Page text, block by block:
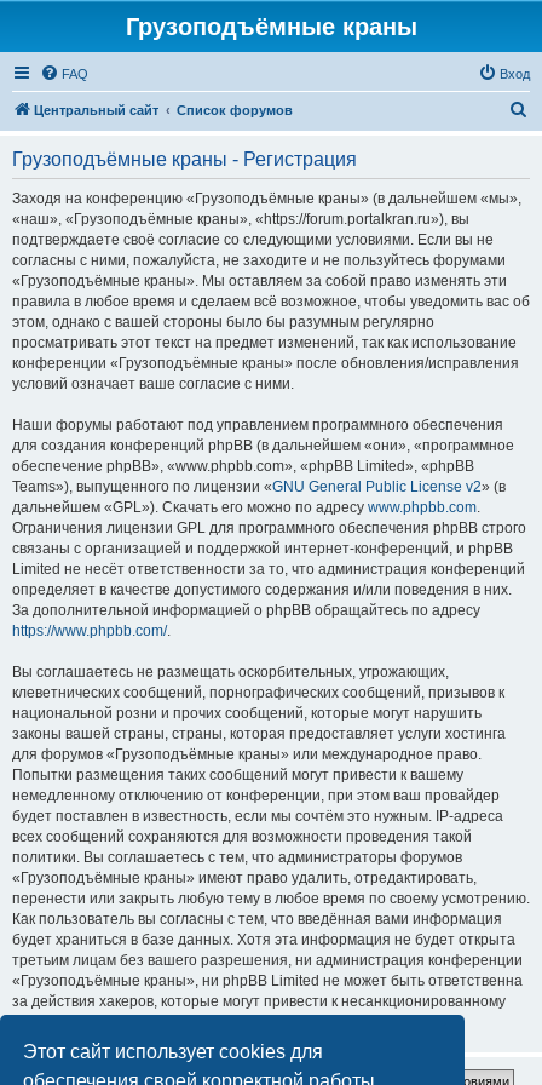
Этот сайт использует cookies для
обеспечения своей корректной работы.
Грузоподъёмные краны
FAQ Вход
Центральный сайт Список форумов
Грузоподъёмные краны - Регистрация
Заходя на конференцию «Грузоподъёмные краны» (в дальнейшем «мы»,
«наш», «Грузоподъёмные краны», «https://forum.portalkran.ru»), вы
подтверждаете своё согласие со следующими условиями. Если вы не
согласны с ними, пожалуйста, не заходите и не пользуйтесь форумами
«Грузоподъёмные краны». Мы оставляем за собой право изменять эти
правила в любое время и сделаем всё возможное, чтобы уведомить вас об
этом, однако с вашей стороны было бы разумным регулярно
просматривать этот текст на предмет изменений, так как использование
конференции «Грузоподъёмные краны» после обновления/исправления
условий означает ваше согласие с ними.
Наши форумы работают под управлением программного обеспечения
для создания конференций phpBB (в дальнейшем «они», «программное
обеспечение phpBB», «www.phpbb.com», «phpBB Limited», «phpBB
Teams»), выпущенного по лицензии «GNU General Public License v2» (в
дальнейшем «GPL»). Скачать его можно по адресу www.phpbb.com.
Ограничения лицензии GPL для программного обеспечения phpBB строго
связаны с организацией и поддержкой интернет-конференций, и phpBB
Limited не несёт ответственности за то, что администрация конференций
определяет в качестве допустимого содержания и/или поведения в них.
За дополнительной информацией о phpBB обращайтесь по адресу
https://www.phpbb.com/.
Вы соглашаетесь не размещать оскорбительных, угрожающих,
клеветнических сообщений, порнографических сообщений, призывов к
национальной розни и прочих сообщений, которые могут нарушить
законы вашей страны, страны, которая предоставляет услуги хостинга
для форумов «Грузоподъёмные краны» или международное право.
Попытки размещения таких сообщений могут привести к вашему
немедленному отключению от конференции, при этом ваш провайдер
будет поставлен в известность, если мы сочтём это нужным. IP-адреса
всех сообщений сохраняются для возможности проведения такой
политики. Вы соглашаетесь с тем, что администраторы форумов
«Грузоподъёмные краны» имеют право удалить, отредактировать,
перенести или закрыть любую тему в любое время по своему усмотрению.
Как пользователь вы согласны с тем, что введённая вами информация
будет храниться в базе данных. Хотя эта информация не будет открыта
третьим лицам без вашего разрешения, ни администрация конференции
«Грузоподъёмные краны», ни phpBB Limited не может быть ответственна
за действия хакеров, которые могут привести к несанкционированному